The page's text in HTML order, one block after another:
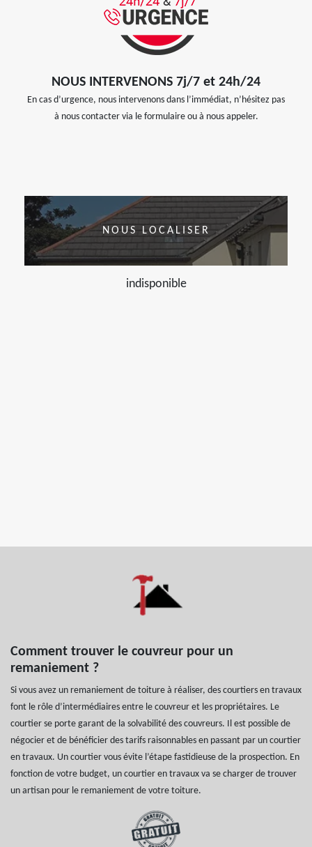
NOUS INTERVENONS 7j/7 et 24h/24
En cas d’urgence, nous intervenons dans l’immédiat, n’hésitez pas
à nous contacter via le formulaire ou à nous appeler.
NOUS LOCALISER
indisponible
Comment trouver le couvreur pour un
remaniement ?
Si vous avez un remaniement de toiture à réaliser, des courtiers en travaux
font le rôle d’intermédiaires entre le couvreur et les propriétaires. Le
courtier se porte garant de la solvabilité des couvreurs. Il est possible de
négocier et de bénéficier des tarifs raisonnables en passant par un courtier
en travaux. Un courtier vous évite l’étape fastidieuse de la prospection. En
fonction de votre budget, un courtier en travaux va se charger de trouver
un artisan pour le remaniement de votre toiture.